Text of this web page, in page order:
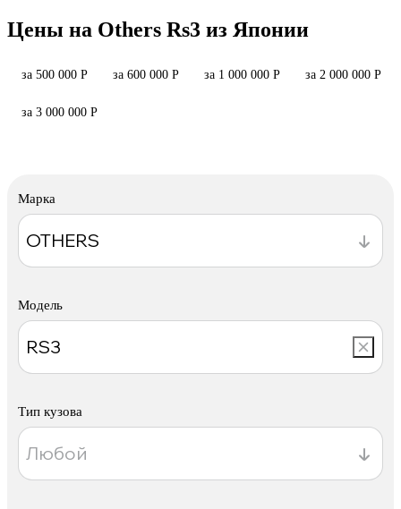
Цены на Others Rs3 из Японии
за 500 000 Р за 600 000 Р за 1 000 000 Р за 2 000 000 Р
за 3 000 000 Р
Марка
Модель
Тип кузова